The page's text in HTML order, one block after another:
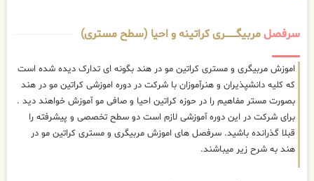
سرفصلمربیگــــــــری کراتینه و احیا (سطح مستری)
اموزش مربیگری و مستری کراتین مو در هند بگونه ای تدارک دیده شده است
که کلیه دانشپذیران و هنرآموزان با شرکت در دوره اموزشی کراتین مو در هند
بصورت مستر مفاهیم را در حوزه کراتین احیا و صافی مو آموزش خواهند دید .
برای شرکت در این دوره آموزشی لازم است دو سطح تخصصی و پیشرفته را
قبلا گذرانده باشید. سرفصل های اموزش مربیگری و مستری کراتین مو در
هند به شرح زیر میباشند.